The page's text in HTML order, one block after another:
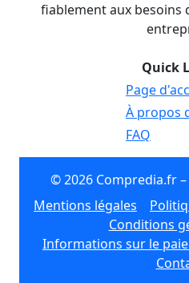
fiablement aux besoins
Quick
Page
À propos
FAQ
© 2026 Compredia.fr –
Mentions légales
Conditions
Informations sur le